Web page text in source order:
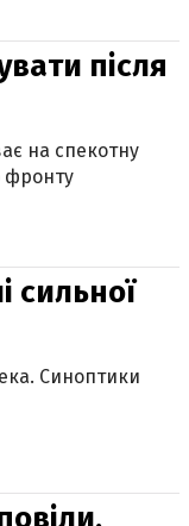
після
на спекотну
фронту
сильної
Синоптики